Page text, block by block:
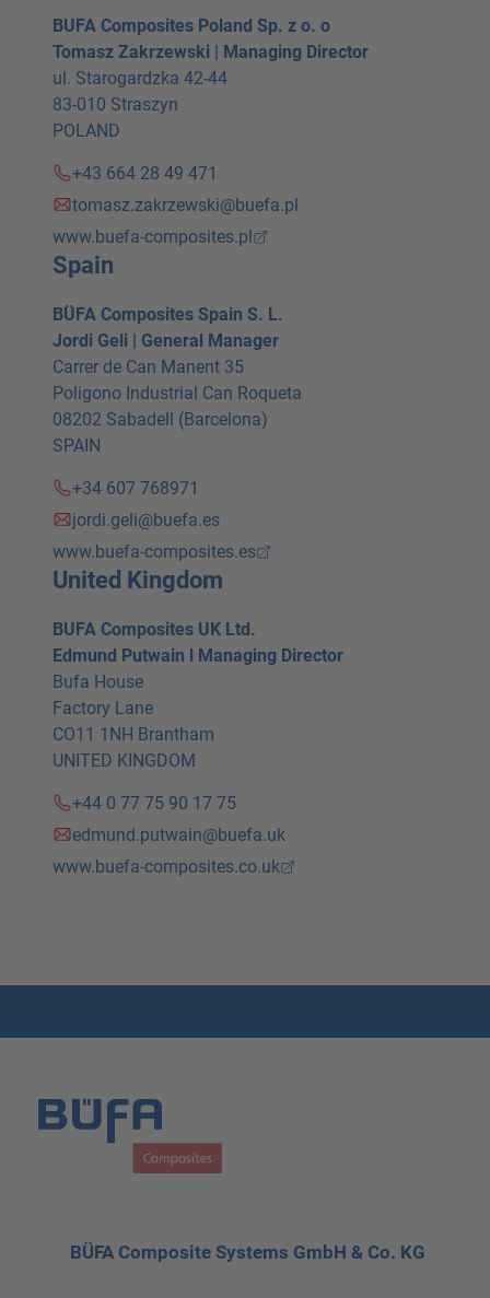
BUFA Composites Poland Sp. z o. o
Tomasz Zakrzewski | Managing Director
ul. Starogardzka 42-44
83-010 Straszyn
POLAND
+43 664 28 49 471
tomasz.zakrzewski@buefa.pl
www.buefa-composites.pl
Spain
BÜFA Composites Spain S. L.
Jordi Geli | General Manager
Carrer de Can Manent 35
Poligono Industrial Can Roqueta
08202 Sabadell (Barcelona)
SPAIN
+34 607 768971
jordi.geli@buefa.es
www.buefa-composites.es
United Kingdom
BUFA Composites UK Ltd.
Edmund Putwain l Managing Director
Bufa House
Factory Lane
CO11 1NH Brantham
UNITED KINGDOM
+44 0 77 75 90 17 75
edmund.putwain@buefa.uk
www.buefa-composites.co.uk
BÜFA Composite Systems GmbH & Co. KG